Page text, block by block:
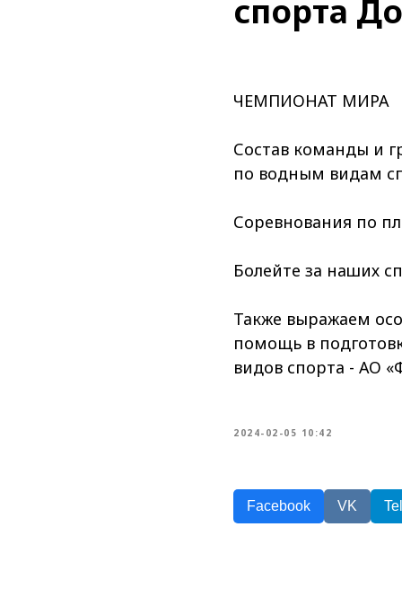
спорта
ЧЕМПИОНАТ МИРА
Состав команды и
по водным видам
Соревнования по
Болейте за наших
Также выражаем
помощь в
видов спорта - АО
2024-02-05 10:42
Facebook VK